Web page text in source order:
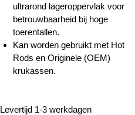
ultrarond lageroppervlak voor
betrouwbaarheid bij hoge
toerentallen.
Kan worden gebruikt met Hot
Rods en Originele (OEM)
krukassen.
Levertijd 1-3 werkdagen